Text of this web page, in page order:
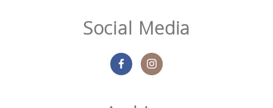
Social Media